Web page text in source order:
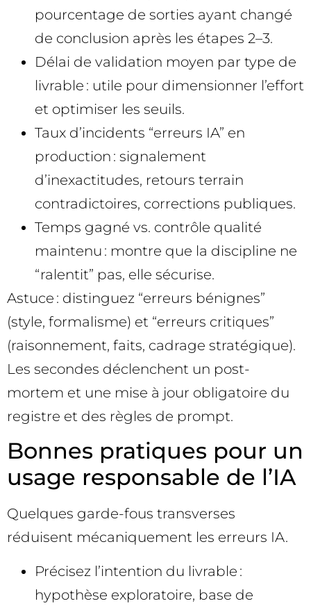
pourcentage de sorties ayant changé
de conclusion après les étapes 2–3.
Délai de validation moyen par type de
livrable : utile pour dimensionner l’effort
et optimiser les seuils.
Taux d’incidents “erreurs IA” en
production : signalement
d’inexactitudes, retours terrain
contradictoires, corrections publiques.
Temps gagné vs. contrôle qualité
maintenu : montre que la discipline ne
“ralentit” pas, elle sécurise.
Astuce : distinguez “erreurs bénignes”
(style, formalisme) et “erreurs critiques”
(raisonnement, faits, cadrage stratégique).
Les secondes déclenchent un post-
mortem et une mise à jour obligatoire du
registre et des règles de prompt.
Bonnes pratiques pour un
usage responsable de l’IA
Quelques garde-fous transverses
réduisent mécaniquement les erreurs IA.
Précisez l’intention du livrable :
hypothèse exploratoire, base de